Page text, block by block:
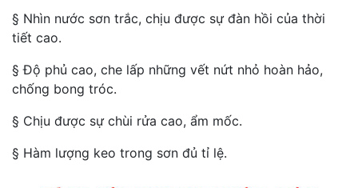
§ Nhìn nước sơn trắc, chịu được sự đàn hồi của thời
tiết cao.
§ Độ phủ cao, che lấp những vết nứt nhỏ hoàn hảo,
chống bong tróc.
§ Chịu được sự chùi rửa cao, ẩm mốc.
§ Hàm lượng keo trong sơn đủ tỉ lệ.